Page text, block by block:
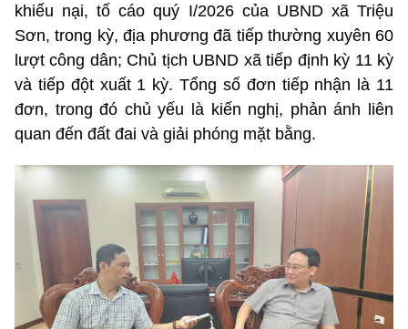
khiếu nại, tố cáo quý I/2026 của UBND xã Triệu
Sơn, trong kỳ, địa phương đã tiếp thường xuyên 60
lượt công dân; Chủ tịch UBND xã tiếp định kỳ 11 kỳ
và tiếp đột xuất 1 kỳ. Tổng số đơn tiếp nhận là 11
đơn, trong đó chủ yếu là kiến nghị, phản ánh liên
quan đến đất đai và giải phóng mặt bằng.